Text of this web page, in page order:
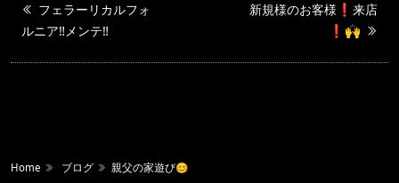
フェラーリカルフォ
ルニア‼️メンテ‼️
新規様のお客様❗️来店
❗️🙌
Home ブログ 親父の家遊び😊